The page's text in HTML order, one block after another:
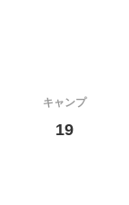
キャンプ
19